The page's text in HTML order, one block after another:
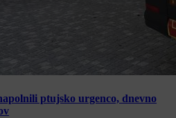
ptujsko urgenco, dnevno